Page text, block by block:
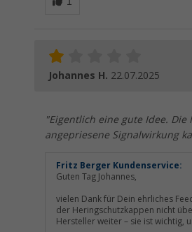
Johannes H. 22.07.2025
"Eigentlich eine gute Idee.
angepriesene Signalwirkung
Fritz Berger Kundenservice:
Guten Tag Johannes,
vielen Dank für Dein ehrliches
der Heringschutzkappen nicht
Hersteller weiter – sie ist wichtig,